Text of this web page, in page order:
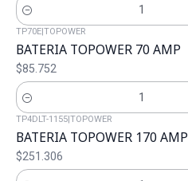
Cantidad
TP70E |TOPOWER
BATERIA TOPOWER 70 AMP
$85.752
Cantidad
TP4DLT-1155 |TOPOWER
BATERIA TOPOWER 170 AMP
$251.306